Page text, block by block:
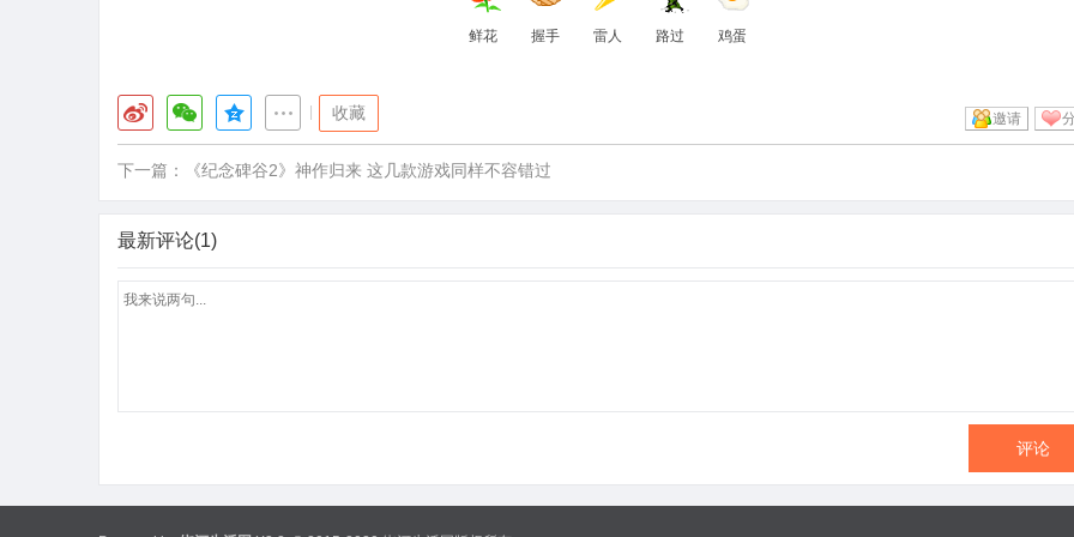
鲜花 握手 雷人 路过 鸡蛋
收藏 邀请
下一篇： 《纪念碑谷2》神作归来 这几款游戏同样不容错过
最新评论(1)
评论